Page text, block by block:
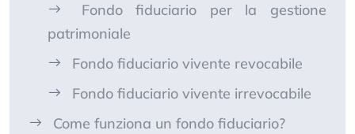
Fondo fiduciario per la gestione
patrimoniale
Fondo fiduciario vivente revocabile
Fondo fiduciario vivente irrevocabile
Come funziona un fondo fiduciario?